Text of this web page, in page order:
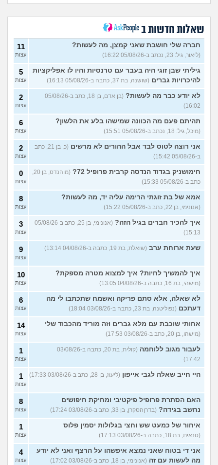
ההורים זרקו אותי מהבית, ואין
לי לאן ללכת
(ניתאי, בן 28)
משפחה בבניין שהורסת את
איכות החיים, מה אפשר לעשות
עם זה? (אלון, בן 18)
2
עצות
שכנים חסרי מנוח בבירת
העמק, איך להתמודד?
3
עצות
הלכו לנו 30 אלף שקל לפח,
איך להתמודד עם זה?
9
עצות
איפה לגור? מחפשים קהילה
וחקלאות
(דנה, בת 40)
2
המדרגות בבניין לשלהם, מה
לעשות?
7
עצות
שכנה שהפכה למטרד מה
10
השותפה בחדר לומדת עם
שותפה אחרת מהדירה כל הזמן
בחדר (דבורה, בת 23)
2
שאלות חדשות ב
חברה שלי חושבת שאני קמצן, מה לעשות?
(ליאור, גיל: 23, נכתב ב-05/08/26 16:22)
11
עצות
גיליתי שבן זוגי היה בעבר עם טרנסיות והיו לו אפליקציות
להיכרויות גברים (שושנה, בת 37, כתבה ב-05/08/26 16:13)
5
עצות
לא יודע כבר מה לעשות?
(בן אדם, בן 18, כתב ב-05/08/26
16:02)
2
עצות
תהיתם פעם מה הכוונה שמישהו בלע את הלשון?
(מיכל, גיל: 18, נכתב ב-05/08/26 15:51)
6
עצות
אני רוצה לטוס לבד אבל ההורים לא מרשים
(כ, בן 21, כתב
ב-05/08/26 15:42)
2
עצות
חימושניק בגדוד הנדסה קרבית פרופיל 72?
(מוהנדס, בן 20,
כתב ב-05/08/26 15:33)
0
עצות
אמא של בת זוגתי הרימה עליה יד, מה לעשות?
(אנונימי, בן 22, כתב ב-05/08/26 15:22)
8
עצות
איך להכיר חברים בגיל הזה?
(אנונימי, בן 25, כתב ב-05/08/26
15:13)
3
עצות
שעת ארוחת ערב (שואלת, בת 19, כתבה ב-04/08/26 13:14) 9
עצות
איך להמשיך לחיות? איך למצוא מטרה מספקת?
(מישהי, בת 16, כתבה ב-04/08/26 13:05)
10
עצות
לא שאלה, אלא סתם פריקה ואשמח שתכתבו לי מה
דעתכם (נפוליטנה, בת 23, כתבה ב-03/08/26 18:04)
6
עצות
אחותי שוכבת עם מלא גברים וזה מוריד מהכבוד שלי
(מישהו, בן 20, כתב ב-03/08/26 17:53)
14
עצות
לעבור מגוב ללוחמה
(קולית, בת 20, כתבה ב-03/08/26
17:42)
1
עצות
היי חייב שאלה לגבי אייפון (ליעוז, בן 28, כתב ב-03/08/26 17:33) 1
עצות
האם הסתרת פרופיל פיקטיבי ומחיקת חיפושים
נחשב בגידה? (בדרןהסקרן, בן 33, כתב ב-03/08/26 17:24)
8
עצות
איחור של כמעט שש וחצי בגלולות יסמין פלוס
(סנאית, בת 18, כתבה ב-03/08/26 17:13)
1
עצות
אני די בטוח שאני נמצא איפשהו על הרצף ואני לא יודע
מה לעשות עם זה (אנונימי, בן 18, כתב ב-03/08/26 17:02)
4
עצות